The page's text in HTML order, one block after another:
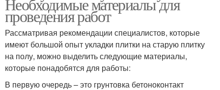
Необходимые материалы для
проведения работ
Рассматривая рекомендации специалистов, которые
имеют большой опыт укладки плитки на старую плитку
на полу, можно выделить следующие материалы,
которые понадобятся для работы:
В первую очередь – это грунтовка бетоноконтакт